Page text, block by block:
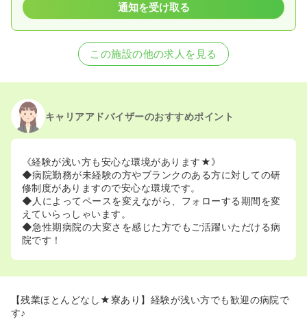
通知を受け取る
この施設の他の求人を見る
キャリアアドバイザーのおすすめポイント
《経験が浅い方も安心な環境があります★》
◆病院勤務が未経験の方やブランクのある方に対しての研
修制度がありますので安心な環境です。
◆人によってペースを変えながら、フォローする期間を変
えていらっしゃいます。
◆急性期病院の大変さを感じた方でもご活躍いただける病
院です！
【残業ほとんどなし★寮あり】経験が浅い方でも歓迎の病院で
す♪